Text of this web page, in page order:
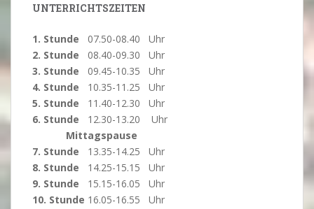
UNTERRICHTSZEITEN
1. Stunde 07.50-08.40 Uhr
2. Stunde 08.40-09.30 Uhr
3. Stunde 09.45-10.35 Uhr
4. Stunde
10.35-11.25 Uhr
5. Stunde 11.40-12.30 Uhr
6. Stunde 12.30-13.20 Uhr
Mittagspause
7. Stunde 13.35-14.25 Uhr
8. Stunde 14.25-15.15 Uhr
9. Stunde 15.15-16.05 Uhr
10. Stunde 16.05-16.55 Uhr